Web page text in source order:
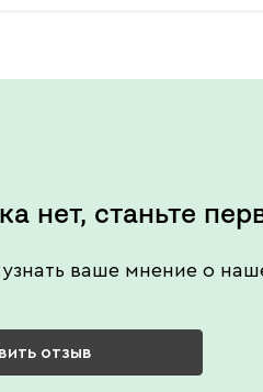
нет, станьте
ваше мнение о
отзыв